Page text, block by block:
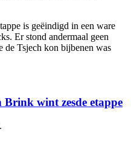
is geëindigd in een ware
Er stond andermaal geen
Tsjech kon bijbenen was
wint zesde etappe